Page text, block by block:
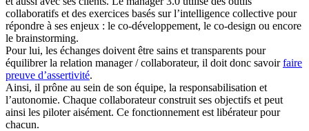
collaboratifs et des exercices basés sur l’intelligence collective pour
répondre à ses enjeux : le co-développement, le co-design ou encore
le brainstorming.
Pour lui, les échanges doivent être sains et transparents pour
équilibrer la relation manager / collaborateur, il doit donc savoirfaire
preuve d’assertivité.
Ainsi, il prône au sein de son équipe, la responsabilisation et
l’autonomie. Chaque collaborateur construit ses objectifs et peut
ainsi les piloter aisément. Ce fonctionnement est libérateur pour
chacun.